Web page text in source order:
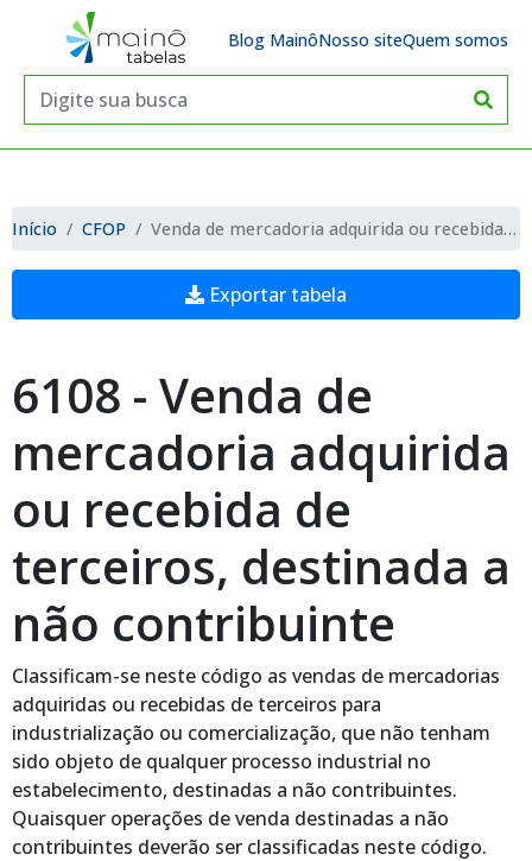
Blog MainôNosso siteQuem somos
Início CFOP Venda de mercadoria adquirida ou recebida de terceiros, destinada a não contribuinte
Exportar tabela
6108 - Venda de
mercadoria adquirida
ou recebida de
terceiros, destinada a
não contribuinte
Classificam-se neste código as vendas de mercadorias
adquiridas ou recebidas de terceiros para
industrialização ou comercialização, que não tenham
sido objeto de qualquer processo industrial no
estabelecimento, destinadas a não contribuintes.
Quaisquer operações de venda destinadas a não
contribuintes deverão ser classificadas neste código.